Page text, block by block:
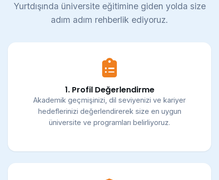
Yurtdışında üniversite eğitimine giden yolda size
adım adım rehberlik ediyoruz.
1. Profil Değerlendirme
Akademik geçmişinizi, dil seviyenizi ve kariyer
hedeflerinizi değerlendirerek size en uygun
üniversite ve programları belirliyoruz.